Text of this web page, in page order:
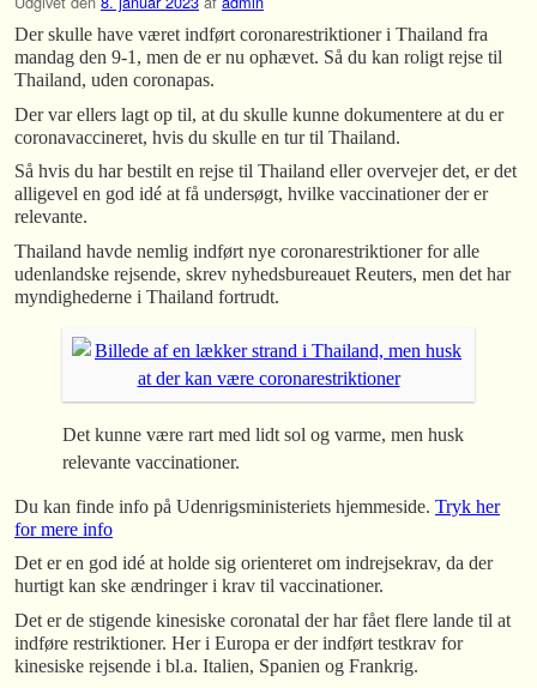
Der skulle have været indført coronarestriktioner i Thailand fra
mandag den 9-1, men de er nu ophævet. Så du kan roligt rejse til
Thailand, uden coronapas.
Der var ellers lagt op til, at du skulle kunne dokumentere at du er
coronavaccineret, hvis du skulle en tur til Thailand.
Så hvis du har bestilt en rejse til Thailand eller overvejer det, er det
alligevel en god idé at få undersøgt, hvilke vaccinationer der er
relevante.
Thailand havde nemlig indført nye coronarestriktioner for alle
udenlandske rejsende, skrev nyhedsbureauet Reuters, men det har
myndighederne i Thailand fortrudt.
Det kunne være rart med lidt sol og varme, men husk
relevante vaccinationer.
Du kan finde info på Udenrigsministeriets hjemmeside. Tryk her
for mere info
Det er en god idé at holde sig orienteret om indrejsekrav, da der
hurtigt kan ske ændringer i krav til vaccinationer.
Det er de stigende kinesiske coronatal der har fået flere lande til at
indføre restriktioner. Her i Europa er der indført testkrav for
kinesiske rejsende i bl.a. Italien, Spanien og Frankrig.